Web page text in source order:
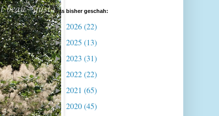
was bisher geschah:
► 2026(22)
► 2025 (13)
► 2023 (31)
► 2022(22)
► 2021 (65)
► 2020(45)